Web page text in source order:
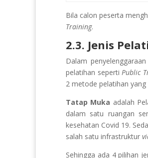
Bila calon peserta
Training.
2.3. Jenis
Dalam
pelatihan seperti Public
2 metode pelatihan
Tatap Muka adalah
dalam satu ruangan
kesehatan Covid 19.
salah satu infrastruktur
Sehingga ada 4 pilihan